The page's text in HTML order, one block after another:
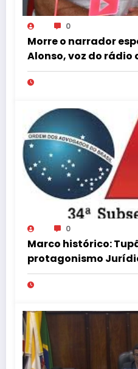
0
Morre o narrador
Alonso, voz do rádio
Gustavo Villani
0
Marco histórico:
protagonismo
Instalação de Nova
Tribunal de Ética da